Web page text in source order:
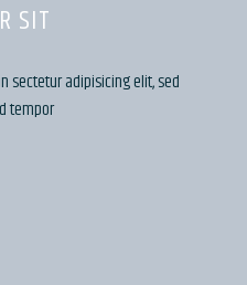
SIT
sectetur adipisicing elit, sed
tempor